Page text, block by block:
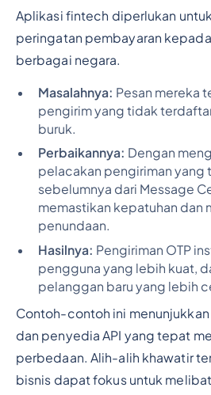
Aplikasi fintech diperlukan untuk
peringatan pembayaran
berbagai negara.
Masalahnya: Pesan mereka
pengirim yang tidak
buruk.
Perbaikannya: Dengan
pelacakan pengiriman yang
sebelumnya dari Message
memastikan kepatuhan dan
penundaan.
Hasilnya: Pengiriman OTP
pengguna yang lebih kuat,
pelanggan baru yang lebih
Contoh-contoh ini
dan penyedia API yang tepat
perbedaan. Alih-alih khawatir
bisnis dapat fokus untuk